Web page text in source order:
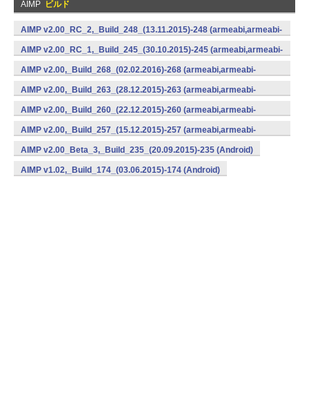
AIMP ビルド
AIMP v2.00_RC_2,_Build_248_(13.11.2015)-248 (armeabi,armeabi-
v7a,x86) (Android)
AIMP v2.00_RC_1,_Build_245_(30.10.2015)-245 (armeabi,armeabi-
v7a,x86) (Android)
AIMP v2.00,_Build_268_(02.02.2016)-268 (armeabi,armeabi-
v7a,x86) (Android)
AIMP v2.00,_Build_263_(28.12.2015)-263 (armeabi,armeabi-
v7a,x86) (Android)
AIMP v2.00,_Build_260_(22.12.2015)-260 (armeabi,armeabi-
v7a,x86) (Android)
AIMP v2.00,_Build_257_(15.12.2015)-257 (armeabi,armeabi-
v7a,x86) (Android)
AIMP v2.00_Beta_3,_Build_235_(20.09.2015)-235 (Android)
AIMP v1.02,_Build_174_(03.06.2015)-174 (Android)